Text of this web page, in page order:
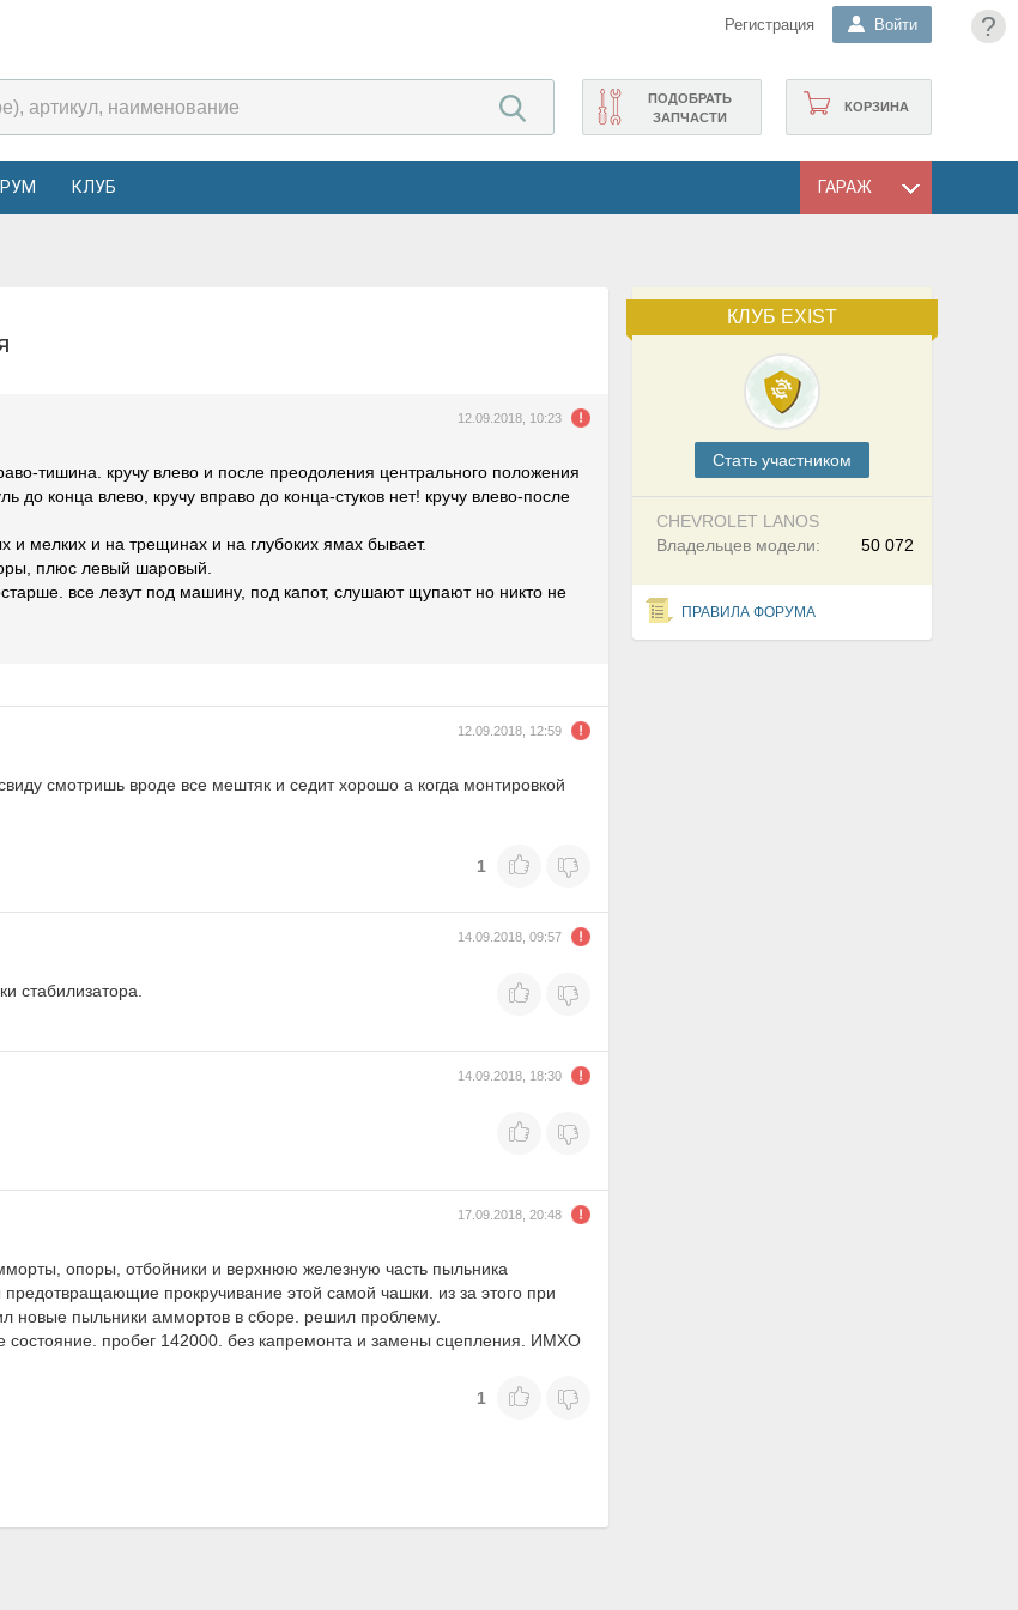
?
Регистрация Войти
КОРЗИНА
ПОДОБРАТЬ
ЗАПЧАСТИ
КЛУБ ГАРАЖ
КЛУБ EXIST
Cтать участником
CHEVROLET LANOS
50 072
Владельцев модели:
ПРАВИЛА ФОРУМА
12.09.2018, 10:23
тишина. кручу влево и после преодоления центрального положения
до конца влево, кручу вправо до конца-стуков нет! кручу влево-после
и мелких и на трещинах и на глубоких ямах бывает.
плюс левый шаровый.
все лезут под машину, под капот, слушают щупают но никто не
12.09.2018, 12:59
смотришь вроде все мештяк и седит хорошо а когда монтировкой
1
14.09.2018, 09:57
стабилизатора.
14.09.2018, 18:30
17.09.2018, 20:48
опоры, отбойники и верхнюю железную часть пыльника
прокручивание этой самой чашки. из за этого при
новые пыльники аммортов в сборе. решил проблему.
состояние. пробег 142000. без капремонта и замены сцепления. ИМХО
1